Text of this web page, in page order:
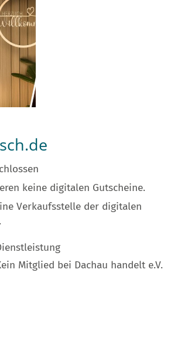
keine digitalen Gutscheine.
Verkaufsstelle der digitalen
Mitglied bei Dachau handelt e.V.